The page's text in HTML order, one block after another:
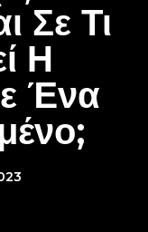
Σε Τι
Η
Ένα